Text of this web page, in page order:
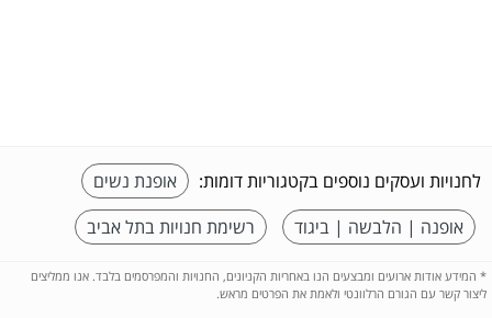
לחנויות ועסקים נוספים בקטגוריות דומות:
אופנת נשים
אופנה | הלבשה | ביגוד
רשימת חנויות בתל אביב
* המידע אודות ארועים ומבצעים הנו באחריות הקניונים, החנויות והמפרסמים בלבד. אנו ממליצים
ליצור קשר עם הגורם הרלוונטי ולאמת את הפרטים מראש.